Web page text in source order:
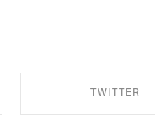
TWITTER